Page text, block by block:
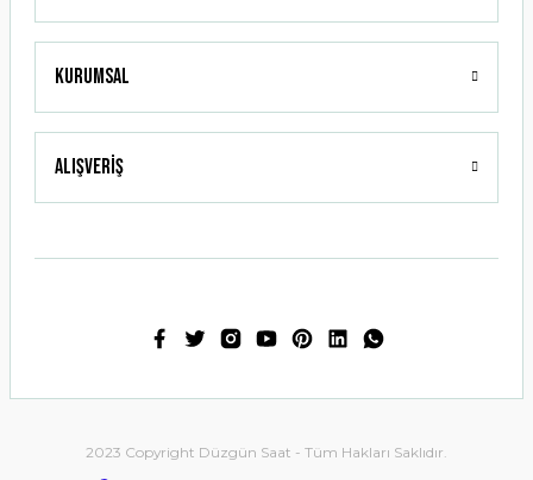
Gönder
Kurumsal
Alışveriş
2023 Copyright Düzgün Saat - Tüm Hakları Saklıdır.